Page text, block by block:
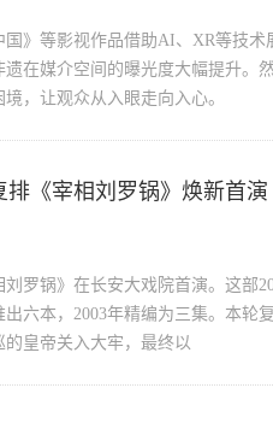
》等影视作品借助AI、XR等技
在媒介空间的曝光度大幅提升。
，让观众从入眼走向入心。
排《宰相刘罗锅》焕新首演
罗锅》在长安大戏院首演。这部
六本，2003年精编为三集。本轮
皇帝关入大牢，最终以